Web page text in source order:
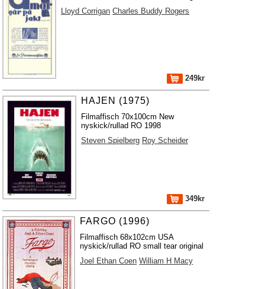
Lloyd Corrigan Charles Buddy Rogers
249kr
HAJEN (1975)
Filmaffisch 70x100cm New
nyskick/rullad RO 1998
Steven Spielberg Roy Scheider
349kr
FARGO (1996)
Filmaffisch 68x102cm USA
nyskick/rullad RO small tear original
Joel Ethan Coen William H Macy